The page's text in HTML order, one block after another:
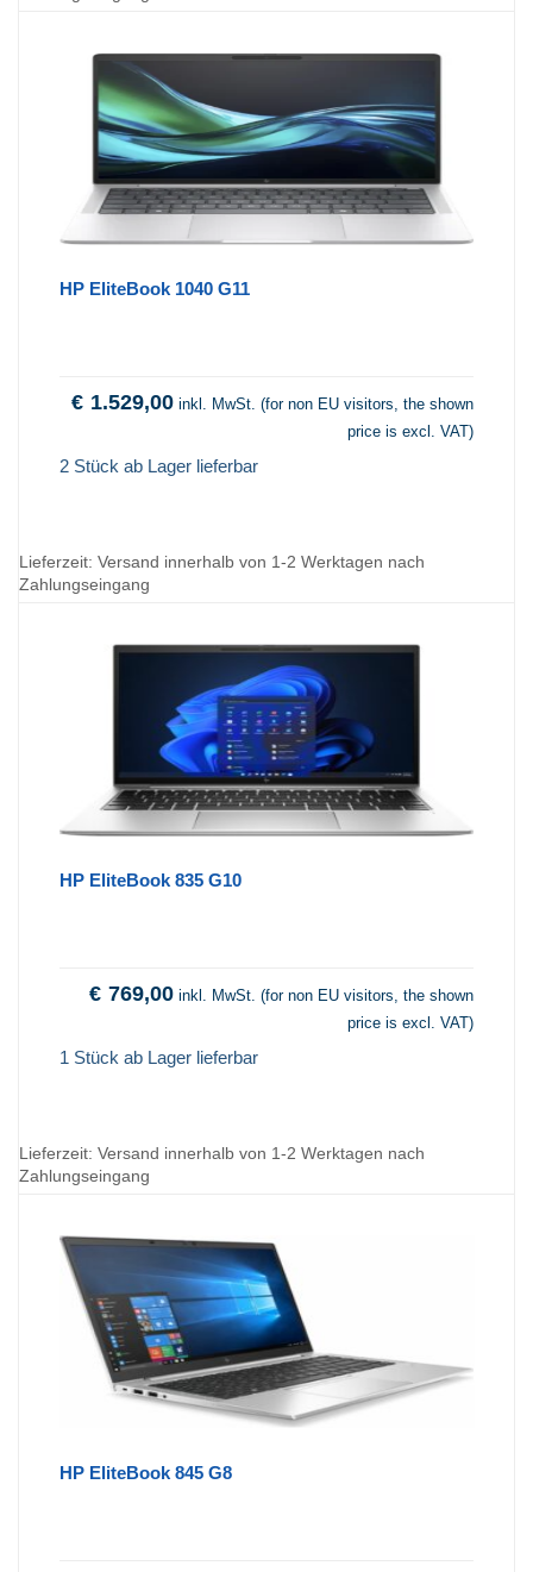
HP EliteBook 1040 G11
€ 1.529,00 inkl. MwSt. (for non EU visitors, the shown
price is excl. VAT)
2 Stück ab Lager lieferbar
Lieferzeit: Versand innerhalb von 1-2 Werktagen nach
Zahlungseingang
HP EliteBook 835 G10
€ 769,00 inkl. MwSt. (for non EU visitors, the shown
price is excl. VAT)
1 Stück ab Lager lieferbar
Lieferzeit: Versand innerhalb von 1-2 Werktagen nach
Zahlungseingang
HP EliteBook 845 G8